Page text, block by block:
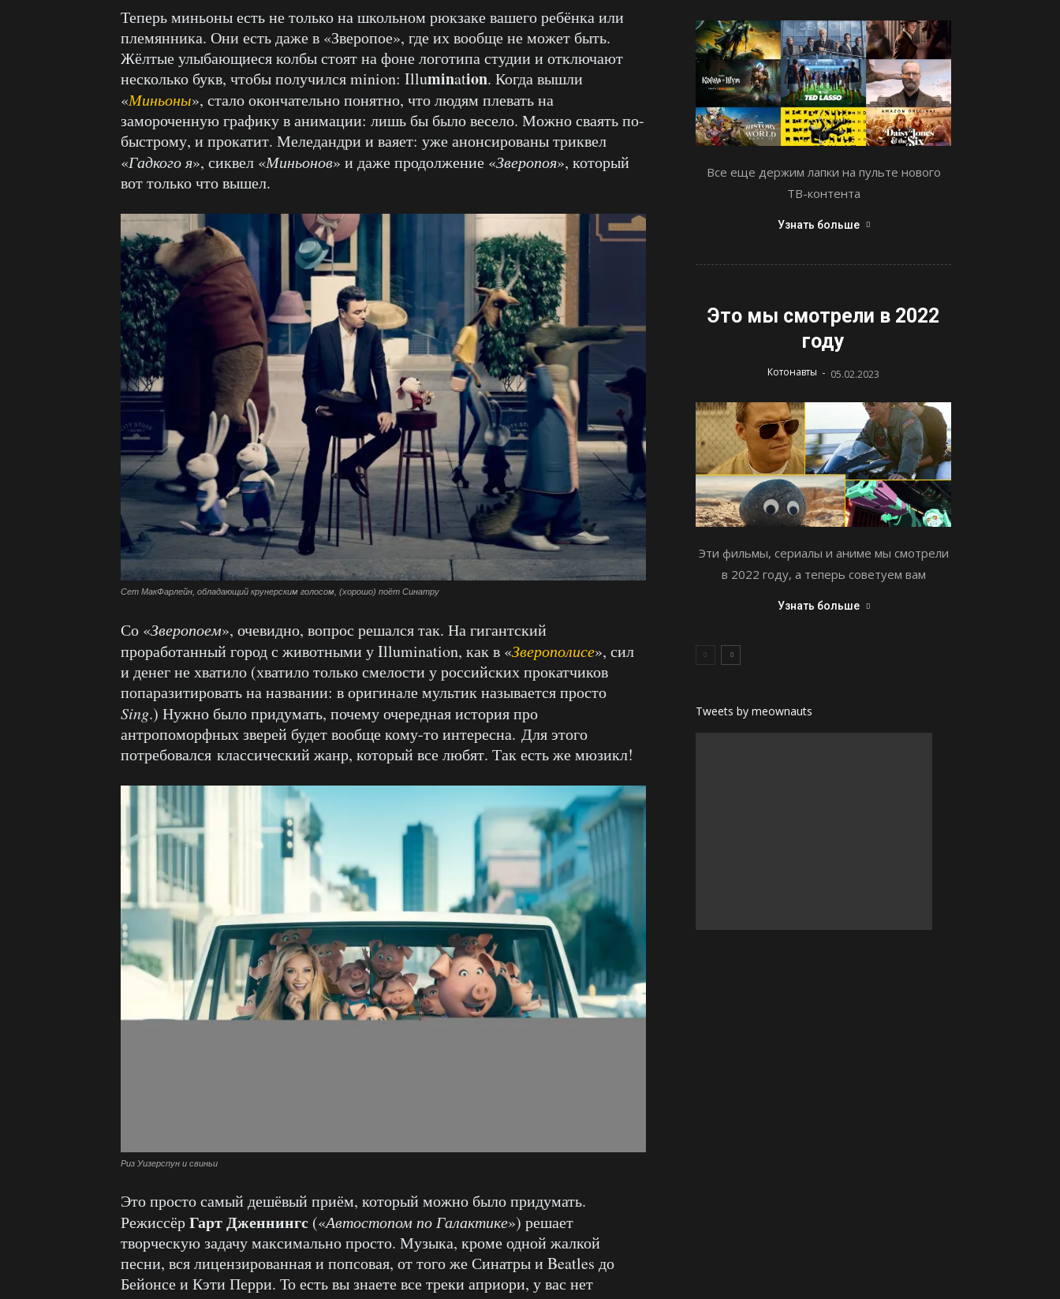
Теперь миньоны есть не только на школьном рюкзаке вашего ребёнка или
племянника. Они есть даже в «Зверопое», где их вообще не может быть.
Жёлтые улыбающиеся колбы стоят на фоне логотипа студии и отключают
несколько букв, чтобы получился minion: Illumination. Когда вышли
«Миньоны», стало окончательно понятно, что людям плевать на
замороченную графику в анимации: лишь бы было весело. Можно сваять по-
быстрому, и прокатит. Меледандри и ваяет: уже анонсированы триквел
«Гадкого я», сиквел «Миньонов» и даже продолжение «Зверопоя», который
вот только что вышел.
Сет МакФарлейн, обладающий крунерским голосом, (хорошо) поёт Синатру
Со «Зверопоем», очевидно, вопрос решался так. На гигантский
проработанный город с животными у Illumination, как в «Зверополисе», сил
и денег не хватило (хватило только смелости у российских прокатчиков
попаразитировать на названии: в оригинале мультик называется просто
Sing.) Нужно было придумать, почему очередная история про
антропоморфных зверей будет вообще кому-то интересна. Для этого
потребовался классический жанр, который все любят. Так есть же мюзикл!
Риз Уизерспун и свиньи
Это просто самый дешёвый приём, который можно было придумать.
РежиссёрГарт Дженнингс («Автостопом по Галактике») решает
творческую задачу максимально просто. Музыка, кроме одной жалкой
песни, вся лицензированная и попсовая, от того же Синатры и Beatles до
Бейонсе и Кэти Перри. То есть вы знаете все треки априори, у вас нет
Все еще держим лапки на пульте нового
ТВ-контента
Узнать больше
Это мы смотрели в 2022
году
Котонавты - 05.02.2023
Эти фильмы, сериалы и аниме мы смотрели
в 2022 году, а теперь советуем вам
Узнать больше
Tweets by meownauts